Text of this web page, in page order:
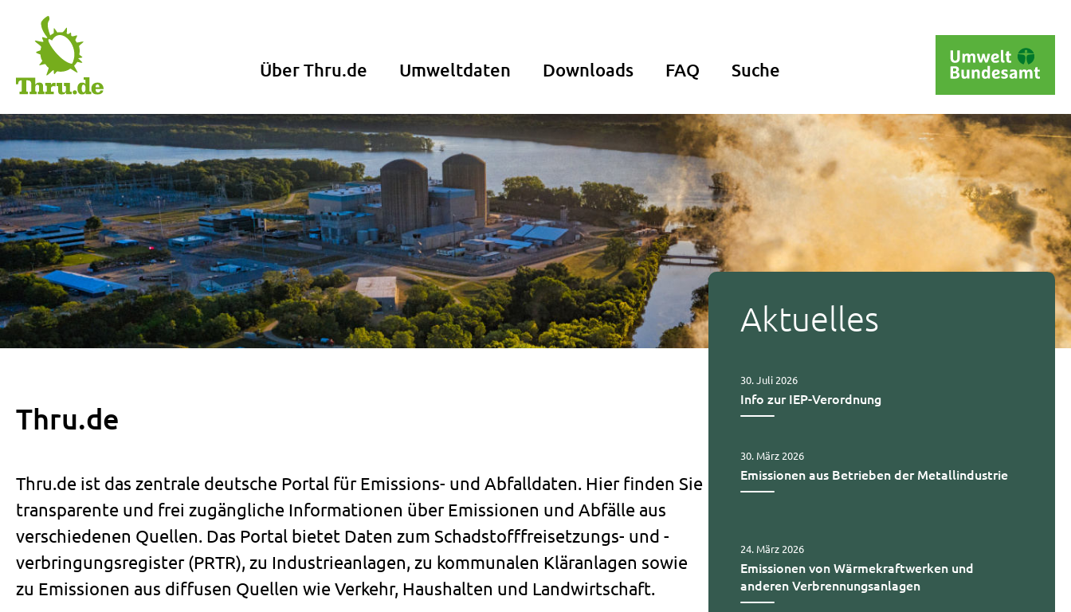
content
Über Thru.de Umweltdaten Downloads FAQ Suche
Thru.de
Thru.de ist das zentrale deutsche Portal für Emissions- und Abfalldaten. Hier finden Sie
transparente und frei zugängliche Informationen über Emissionen und Abfälle aus
verschiedenen Quellen. Das Portal bietet Daten zum Schadstofffreisetzungs- und -
verbringungsregister (PRTR), zu Industrieanlagen, zu kommunalen Kläranlagen sowie
zu Emissionen aus diffusen Quellen wie Verkehr, Haushalten und Landwirtschaft.
Aktuelles
Info zur IEP-Verordnung
30. Juli 2026
Emissionen aus Betrieben der Metallindustrie
30. März 2026
Emissionen von Wärmekraftwerken und
anderen Verbrennungsanlagen
24. März 2026